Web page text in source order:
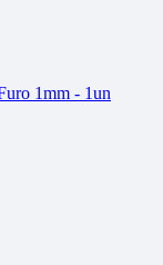
1mm - 1un